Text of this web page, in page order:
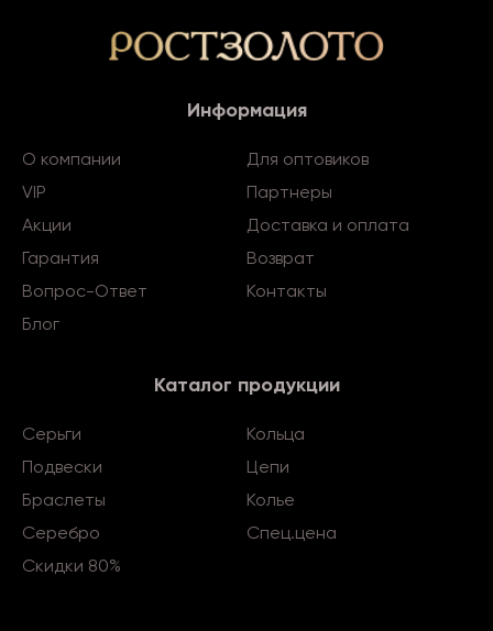
Информация
О компании
Для оптовиков
VIP
Партнеры
Акции
Доставка и оплата
Гарантия
Возврат
Вопрос-Ответ
Контакты
Блог
Каталог продукции
Серьги
Кольца
Подвески
Цепи
Браслеты
Колье
Серебро
Спец.цена
Скидки 80%